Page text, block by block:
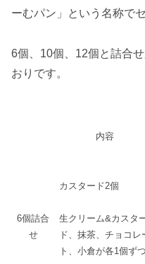
ーむパン」という名称で
6個、10個、12個と詰合
おりです。
内容
6個詰合
せ
カスタード2個
生クリーム&カスタ
ド、抹茶、チョコレ
ト、小倉が各1個ずつ